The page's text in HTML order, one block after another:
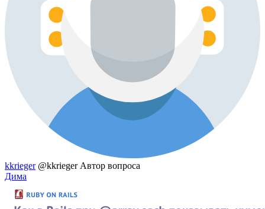
kkrieger @kkrieger Автор вопроса
Дима